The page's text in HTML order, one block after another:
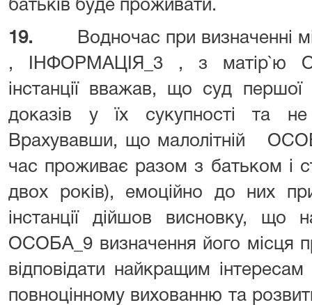
батьків буде проживати.
19.
Водночас при
, ІНФОРМАЦІЯ_3 , з матір`ю
інстанції вважав, що суд першої
доказів у їх сукупності та
Врахувавши, що малолітній
час проживає разом з батьком і
двох років), емоційно до них
інстанції дійшов висновку, що
ОСОБА_9 визначення його місця
відповідати найкращим
повноцінному вихованню та